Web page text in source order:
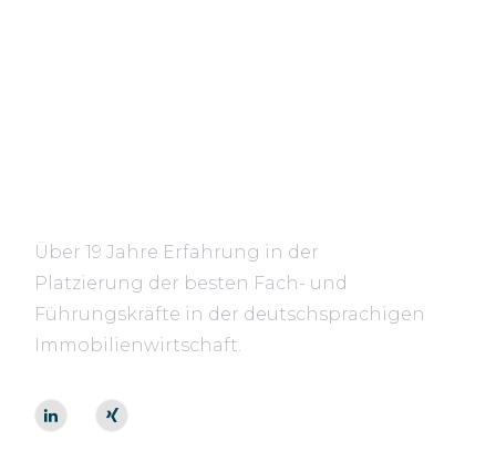
Über 19 Jahre Erfahrung in der
Platzierung der besten Fach- und
Führungskräfte in der deutschsprachigen
Immobilienwirtschaft.